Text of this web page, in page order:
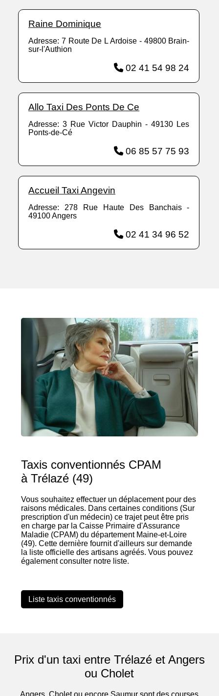
Raine Dominique
Adresse: 7 Route De L Ardoise - 49800 Brain-
sur-l'Authion
02 41 54 98 24
Allo Taxi Des Ponts De Ce
Adresse: 3 Rue Victor Dauphin - 49130 Les
Ponts-de-Cé
06 85 57 75 93
Accueil Taxi Angevin
Adresse: 278 Rue Haute Des Banchais -
49100 Angers
02 41 34 96 52
Taxis conventionnés CPAM
à Trélazé (49)
Vous souhaitez effectuer un déplacement pour des
raisons médicales. Dans certaines conditions (Sur
prescription d'un médecin) ce trajet peut être pris
en charge par la Caisse Primaire d'Assurance
Maladie (CPAM) du département Maine-et-Loire
(49). Cette dernière fournit d'ailleurs sur demande
la liste officielle des artisans agréés. Vous pouvez
également consulter notre liste.
Liste taxis conventionnés
Prix d'un taxi entre Trélazé et Angers
ou Cholet